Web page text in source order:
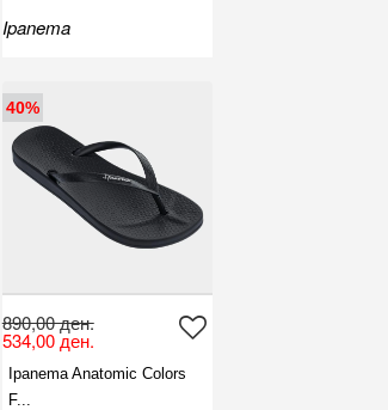
Ipanema
40%
890,00 ден.
534,00 ден.
Ipanema Anatomic Colors
F...